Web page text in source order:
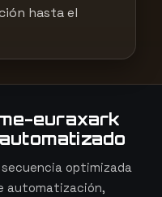
hasta el
euraxark
optimizada
automatización,